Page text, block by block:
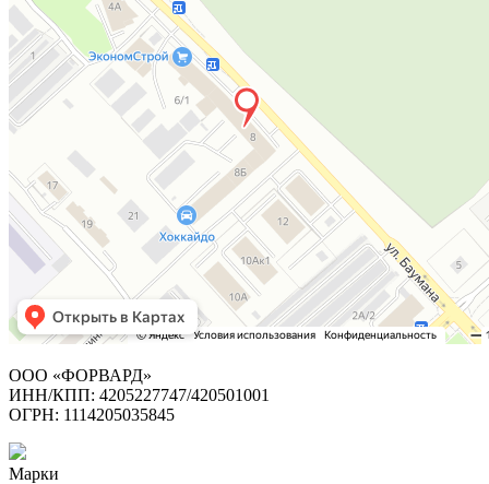
ООО «ФОРВАРД»
ИНН/КПП: 4205227747/420501001
ОГРН: 1114205035845
Марки